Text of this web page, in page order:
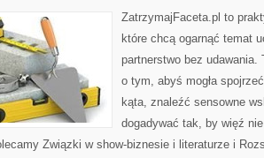
ZatrzymajFaceta.pl to
które chcą ogarnąć temat
partnerstwo bez udawania.
o tym, abyś mogła
kąta, znaleźć sensowne
dogadywać tak, by więź
Związki w show-biznesie i literaturze i